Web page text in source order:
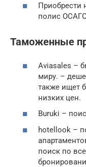
Приобрести
полис
Таможенные
Aviasales –
миру. –
также ищет
низких цен.
Buruki –
hotellook –
поиск по